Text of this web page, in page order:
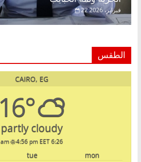
22 فبراير، 2026
الطقس
CAIRO, EG
16°
partly cloudy
6:26 am
4:56 pm EET
mon
tue